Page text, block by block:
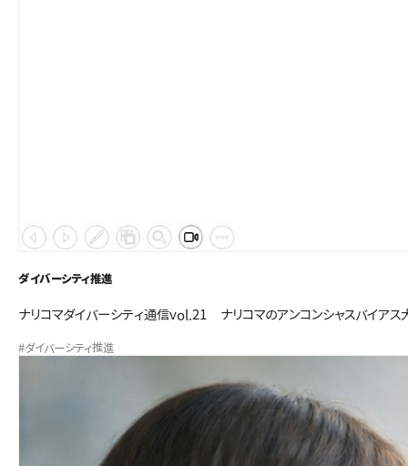
ダイバーシティ推進
ナリコマダイバーシティ通信vol.21 ナリコマのアンコンシャスバイアス
#ダイバーシティ推進